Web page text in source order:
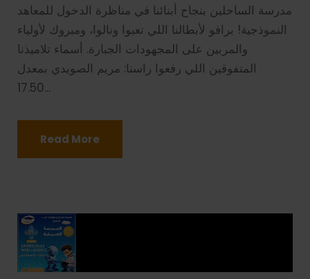
مدرسة الساحلين بنجاح أبنائنا في مناظرة الدخول للمعاهد
النموذجية! برافو لأبطالنا اللي تعبوا ونالوا، ومبروك لأولياء
والمربين على المجهودات الجبارة. أسماء تلاميذنا
المتفوقين اللي رفعوا راسنا: مريم الصويدي بمعدل
17.50...
Read More